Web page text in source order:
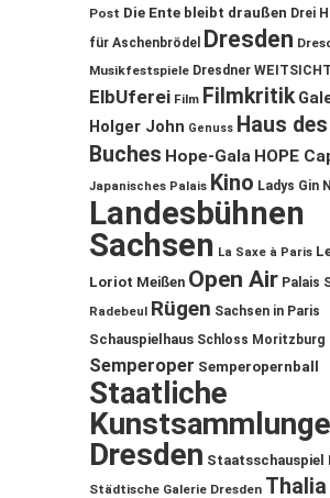
Post Die Ente bleibt draußen Drei
für Aschenbrödel
Dresden
Musikfestspiele Dresdner WEITSICHT
ElbUferei Film Filmkritik
Holger John Genuss Haus des
Buches Hope-Gala HOPE
Japanisches Palais Kino Ladys Gin
Landesbühnen
Sachsen La Saxe à Paris
Loriot Meißen Open Air Palais
Radebeul Rügen Sachsen in Paris
Schauspielhaus Schloss Moritzburg
Semperoper Semperopernball
Staatliche
Dresden Staatsschauspiel
Städtische Galerie Dresden Thalia